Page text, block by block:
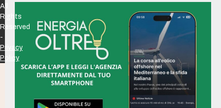
All
Rights
Reserved
-
Privacy
Policy